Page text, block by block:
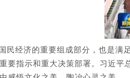
民经济的重要组成部分，也是满
要指示和重大决策部署。习近